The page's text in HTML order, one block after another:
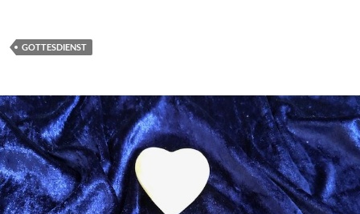
GOTTESDIENST